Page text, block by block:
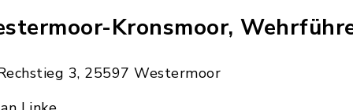
Kronsmoor,
3, 25597 Westermoor